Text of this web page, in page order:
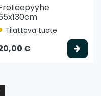
vaihtoehto
Tilattava tuote
€